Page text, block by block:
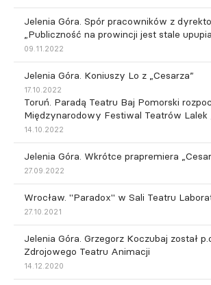
Jelenia Góra. Spór pracowników z
„Publiczność na prowincji jest stale
09.11.2022
Jelenia Góra. Koniuszy Lo z „Cesarza”
17.10.2022
Toruń. Paradą Teatru Baj Pomorski
Międzynarodowy Festiwal Teatrów Lalek
14.10.2022
Jelenia Góra. Wkrótce prapremiera
27.09.2022
Wrocław. "Paradox" w Sali Teatru
27.10.2021
Jelenia Góra. Grzegorz Koczubaj został
Zdrojowego Teatru Animacji
14.12.2020